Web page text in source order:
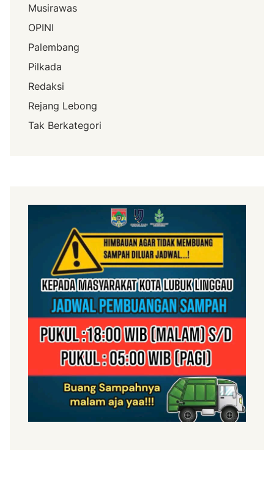
Musirawas
OPINI
Palembang
Pilkada
Redaksi
Rejang Lebong
Tak Berkategori